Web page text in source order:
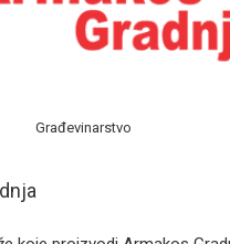
Građevinarstvo